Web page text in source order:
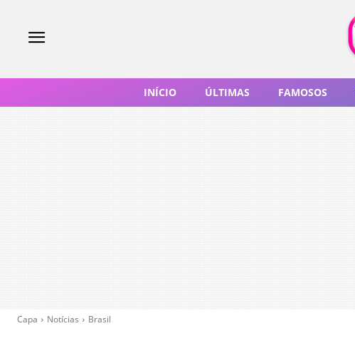
INÍCIO ÚLTIMAS FAMOSOS
Capa Notícias Brasil